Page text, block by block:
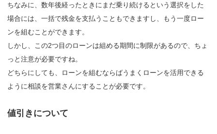
ちなみに、数年後経ったときにまだ乗り続けるという選択をした
場合には、一括で残金を支払うこともできますし、もう一度ロー
ンを組むことができます。
しかし、この2つ目のローンは組める期間に制限があるので、ちょ
っと注意が必要ですね。
どちらにしても、ローンを組むならばうまくローンを活用できる
ように相談を営業さんにすることが必要です。
値引きについて